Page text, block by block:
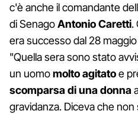
c'è anche il comandante
di SenagoAntonio Caretti.
era successo dal 28
"Quella sera sono stato
un uomomolto agitatoe
scomparsa di una donna
gravidanza. Diceva che